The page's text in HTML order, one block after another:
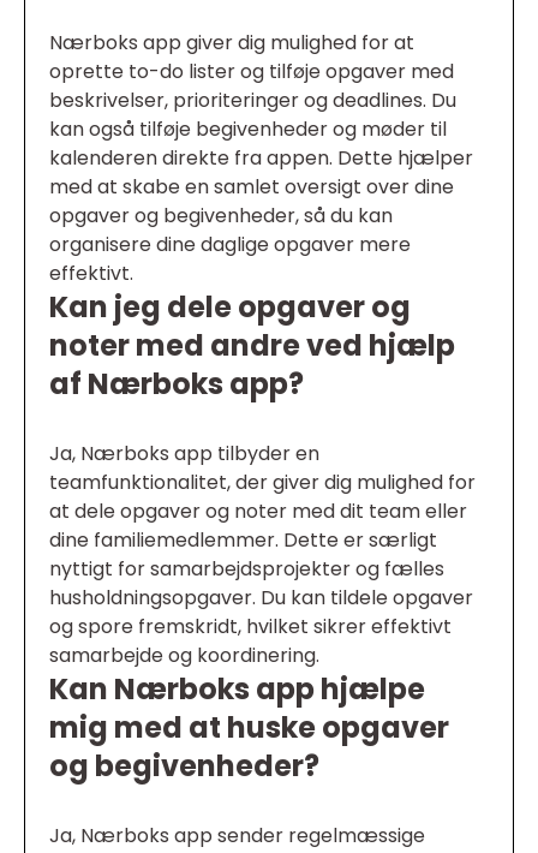
Nærboks app giver dig mulighed for at
oprette to-do lister og tilføje opgaver med
beskrivelser, prioriteringer og deadlines. Du
kan også tilføje begivenheder og møder til
kalenderen direkte fra appen. Dette hjælper
med at skabe en samlet oversigt over dine
opgaver og begivenheder, så du kan
organisere dine daglige opgaver mere
effektivt.
Kan jeg dele opgaver og
noter med andre ved hjælp
af Nærboks app?
Ja, Nærboks app tilbyder en
teamfunktionalitet, der giver dig mulighed for
at dele opgaver og noter med dit team eller
dine familiemedlemmer. Dette er særligt
nyttigt for samarbejdsprojekter og fælles
husholdningsopgaver. Du kan tildele opgaver
og spore fremskridt, hvilket sikrer effektivt
samarbejde og koordinering.
Kan Nærboks app hjælpe
mig med at huske opgaver
og begivenheder?
Ja, Nærboks app sender regelmæssige